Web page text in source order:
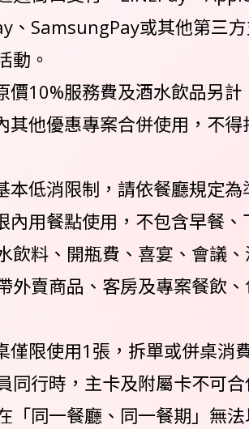
、SamsungPay或其他第三
動。
價10%服務費及酒水飲品另計
其他優惠專案合併使用，不
本低消限制，請依餐廳規定為
內用餐點使用，不包含早餐
飲料、開瓶費、喜宴、會議
外賣商品、客房及專案餐飲
僅限使用1張，拆單或併桌消
同行時，主卡及附屬卡不可
「同一餐廳、同一餐期」無